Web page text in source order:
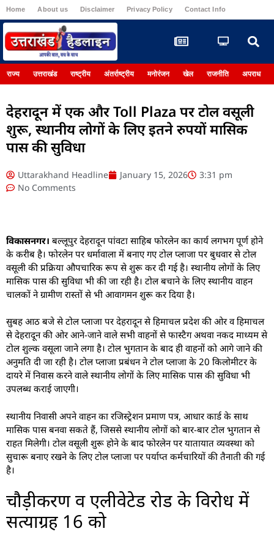
Home About us Disclaimer Privacy Policy Contact Info
राज्य उत्तराखंड राष्ट्रीय अंतर्राष्ट्रीय मनोरंजन खेल राजनीति अपराध
देहरादून में एक और Toll Plaza पर टोल वसूली
शुरू, स्थानीय लोगों के लिए इतने रुपयों मासिक
पास की सुविधा
Uttarakhand Headline January 15, 2026
3:31 pm
No Comments
विकासनगर। बल्लूपुर देहरादून पांवटा साहिब फोरलेन का कार्य लगभग पूर्ण होने
के करीब है। फोरलेन पर धर्मावाला में बनाए गए टोल प्लाजा पर बुधवार से टोल
वसूली की प्रक्रिया औपचारिक रूप से शुरू कर दी गई है। स्थानीय लोगों के लिए
मासिक पास की सुविधा भी की जा रही है। टोल बचाने के लिए स्थानीय वाहन
चालकों ने ग्रामीण रास्तों से भी आवागमन शुरू कर दिया है।
सुबह आठ बजे से टोल प्लाजा पर देहरादून से हिमाचल प्रदेश की ओर व हिमाचल
से देहरादून की ओर आने-जाने वाले सभी वाहनों से फास्टैग अथवा नकद माध्यम से
टोल शुल्क वसूला जाने लगा है। टोल भुगतान के बाद ही वाहनों को आगे जाने की
अनुमति दी जा रही है। टोल प्लाजा प्रबंधन ने टोल प्लाजा के 20 किलोमीटर के
दायरे में निवास करने वाले स्थानीय लोगों के लिए मासिक पास की सुविधा भी
उपलब्ध कराई जाएगी।
स्थानीय निवासी अपने वाहन का रजिस्ट्रेशन प्रमाण पत्र, आधार कार्ड के साथ
मासिक पास बनवा सकते हैं, जिससे स्थानीय लोगों को बार-बार टोल भुगतान से
राहत मिलेगी। टोल वसूली शुरू होने के बाद फोरलेन पर यातायात व्यवस्था को
सुचारू बनाए रखने के लिए टोल प्लाजा पर पर्याप्त कर्मचारियों की तैनाती की गई
है।
चौड़ीकरण व एलीवेटेड रोड के विरोध में
सत्याग्रह 16 को